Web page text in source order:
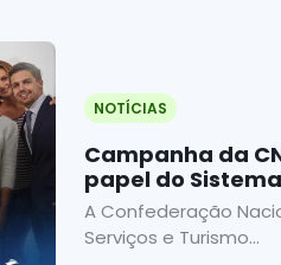
NOTÍCIAS
Campanha da
papel do
A Confederação
Serviços e Turismo...